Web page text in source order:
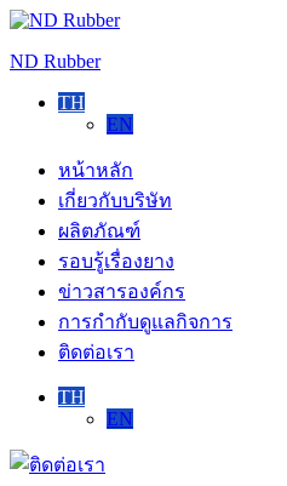
Skip
content
ND Rubber
TH
EN
หน้าหลัก
เกี่ยวกับบริษัท
ผลิตภัณฑ์
รอบรู้เรื่องยาง
ข่าวสารองค์กร
การกำกับดูแลกิจการ
ติดต่อเรา
TH
EN
ติดต่อ